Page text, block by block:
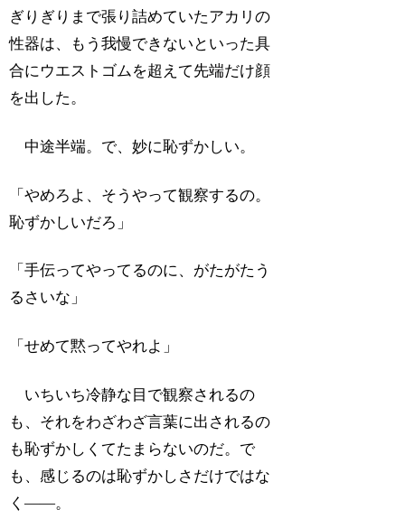
ぎりぎりまで張り詰めていたアカリの
性器は、もう我慢できないといった具
合にウエストゴムを超えて先端だけ顔
を出した。
中途半端。で、妙に恥ずかしい。
「やめろよ、そうやって観察するの。
恥ずかしいだろ」
「手伝ってやってるのに、がたがたう
るさいな」
「せめて黙ってやれよ」
いちいち冷静な目で観察されるの
も、それをわざわざ言葉に出されるの
も恥ずかしくてたまらないのだ。で
も、感じるのは恥ずかしさだけではな
く――。